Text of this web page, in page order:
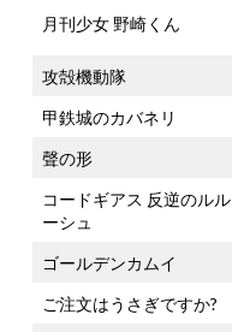
月刊少女 野崎くん
攻殻機動隊
甲鉄城のカバネリ
聲の形
コードギアス 反逆のルル
ーシュ
ゴールデンカムイ
ご注文はうさぎですか?